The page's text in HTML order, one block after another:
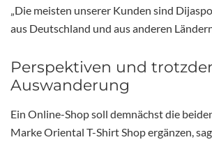
„Die meisten unserer Kunden sind
aus Deutschland und aus anderen
Perspektiven und
Auswanderung
Ein Online-Shop soll demnächst die
Marke Oriental T-Shirt Shop ergänzen,